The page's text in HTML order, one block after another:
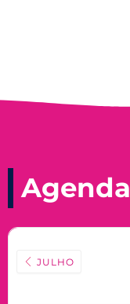
Agenda
JULHO